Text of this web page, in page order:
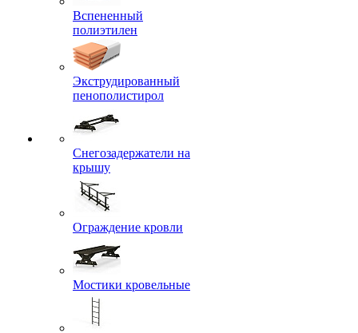
Вспененный
полиэтилен
Экструдированный
пенополистирол
Снегозадержатели на
крышу
Ограждение кровли
Мостики кровельные